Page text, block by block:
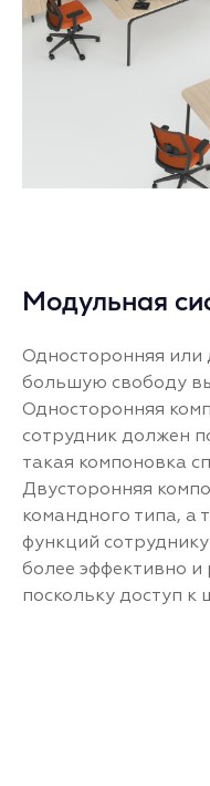
Модульная
Односторонняя или
большую свободу
Односторонняя
сотрудник должен
такая компоновка
Двусторонняя
командного типа, а
функций
более эффективно
поскольку доступ к